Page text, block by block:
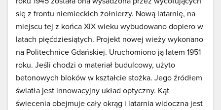
się z frontu niemieckich żołnierzy. Nową latarnię, na
miejscu tej z końca XIX wieku wybudowano dopiero w
latach pięćdziesiątych. Projekt nowej wieży wykonano
na Politechnice Gdańskiej. Uruchomiono ją latem 1951
roku. Jeśli chodzi o materiał budulcowy, użyto
betonowych bloków w kształcie stożka. Jego źródłem
światła jest innowacyjny układ optyczny. Kąt
świecenia obejmuje cały okrąg i latarnia widoczna jest